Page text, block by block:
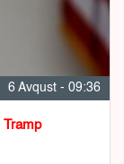
6 Avqust - 09:36
Tramp